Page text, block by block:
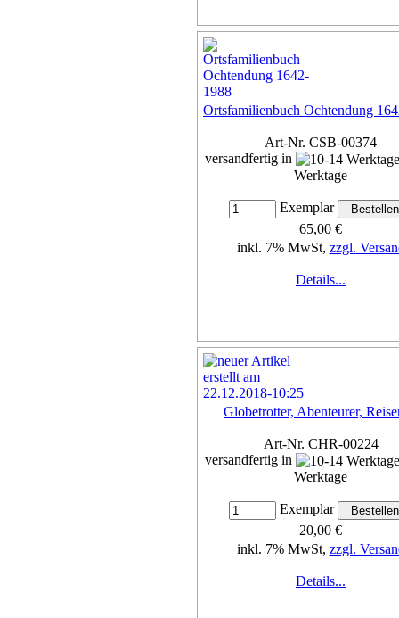
Ortsfamilienbuch Ochtendung
Art-Nr. CSB-00374
versandfertig in
Werktage
Exemplar
65,00 €
inkl. 7% MwSt, zzgl.
Details...
Globetrotter, Abenteurer,
Art-Nr. CHR-00224
versandfertig in
Werktage
Exemplar
20,00 €
inkl. 7% MwSt, zzgl.
Details...